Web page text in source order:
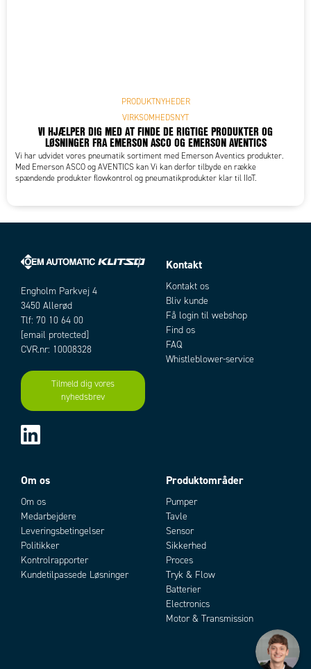
PRODUKTNYHEDER
VIRKSOMHEDSNYT
VI HJÆLPER DIG MED AT FINDE DE RIGTIGE PRODUKTER OG
LØSNINGER FRA EMERSON ASCO OG EMERSON AVENTICS
Vi har udvidet vores pneumatik sortiment med Emerson Aventics produkter.
Med Emerson ASCO og AVENTICS kan Vi kan derfor tilbyde en række
spændende produkter flowkontrol og pneumatikprodukter klar til IIoT.
Engholm Parkvej 4
3450 Allerød
Tlf: 70 10 64 00
[email protected]
CVR.nr: 10008328
Tilmeld dig vores
nyhedsbrev
Kontakt
Kontakt os
Bliv kunde
Få login til webshop
Find os
FAQ
Whistleblower-service
Om os
Om os
Medarbejdere
Leveringsbetingelser
Politikker
Kontrolrapporter
Kundetilpassede Løsninger
Produktområder
Pumper
Tavle
Sensor
Sikkerhed
Proces
Tryk & Flow
Batterier
Electronics
Motor & Transmission